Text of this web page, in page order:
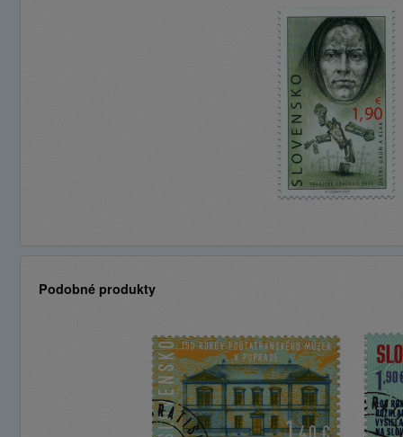
Podobné produkty